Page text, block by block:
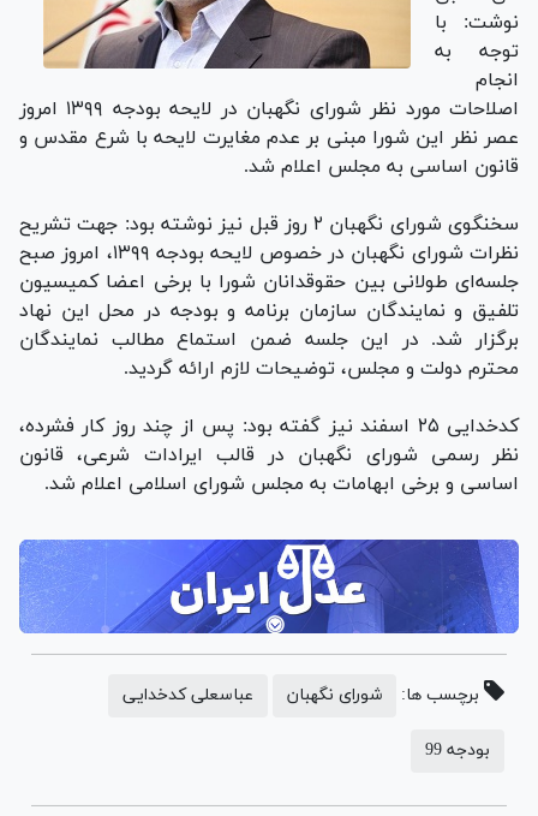
نوشت: با
توجه به
انجام
اصلاحات مورد نظر شورای نگهبان در لایحه بودجه ۱۳۹۹ امروز
عصر نظر این شورا مبنی بر عدم مغایرت لایحه با شرع مقدس و
قانون اساسی به مجلس اعلام شد.
سخنگوی شورای نگهبان ۲ روز قبل نیز نوشته بود: جهت تشریح
نظرات شورای نگهبان در خصوص لایحه بودجه ۱۳۹۹، امروز صبح
جلسه‌ای طولانی بین حقوقدانان شورا با برخی اعضا کمیسیون
تلفیق و نمایندگان سازمان برنامه و بودجه در محل این نهاد
برگزار شد. در این جلسه ضمن استماع مطالب نمایندگان
محترم دولت و مجلس، توضیحات لازم ارائه گردید.
کدخدایی ۲۵ اسفند نیز گفته بود: پس از چند روز کار فشرده،
نظر رسمی شورای نگهبان در قالب ایرادات شرعی، قانون
اساسی و برخی ابهامات به مجلس شورای اسلامی اعلام شد.
برچسب ها: شورای نگهبان عباسعلی کدخدایی
بودجه 99